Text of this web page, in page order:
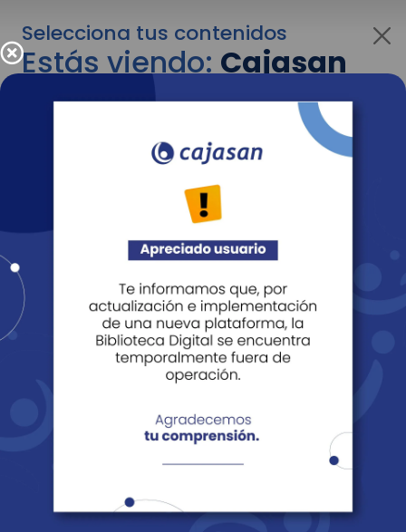
Selecciona tus contenidos
Estás viendo:Cajasan
para personas
Para cambiar al contenido de tu interés más
adelante recuerda utilizar el menú
Entendido
Revista Fácil Vivir
Sedes Directorio Servicios En Línea